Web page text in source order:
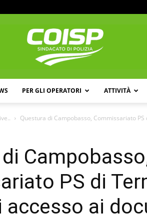
PER GLI OPERATORI ATTIVITÀ
Questura di Campobasso, Commissariato
PS di
accesso ai